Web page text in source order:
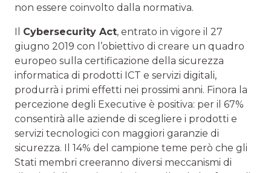
non essere coinvolto dalla normativa.
Il Cybersecurity Act, entrato in vigore il 27
giugno 2019 con l’obiettivo di creare un quadro
europeo sulla certificazione della sicurezza
informatica di prodotti ICT e servizi digitali,
produrrà i primi effetti nei prossimi anni. Finora la
percezione degli Executive è positiva: per il 67%
consentirà alle aziende di scegliere i prodotti e
servizi tecnologici con maggiori garanzie di
sicurezza. Il 14% del campione teme però che gli
Stati membri creeranno diversi meccanismi di